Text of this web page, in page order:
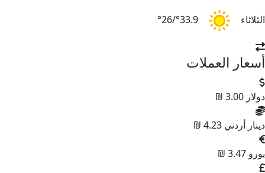
الثلاثاء 33.9°/26°
أسعار العملات
دولار 3.00 ₪
دينار أردني 4.23 ₪
يورو 3.47 ₪